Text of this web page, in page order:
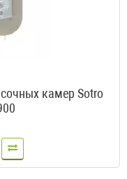
камер Sotro